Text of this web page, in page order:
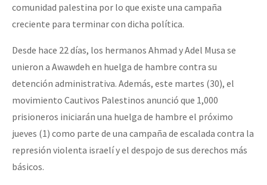
comunidad palestina por lo que existe una campaña
creciente para terminar con dicha política.
Desde hace 22 días, los hermanos Ahmad y Adel Musa se
unieron a Awawdeh en huelga de hambre contra su
detención administrativa. Además, este martes (30), el
movimiento Cautivos Palestinos anunció que 1,000
prisioneros iniciarán una huelga de hambre el próximo
jueves (1) como parte de una campaña de escalada contra la
represión violenta israelí y el despojo de sus derechos más
básicos.